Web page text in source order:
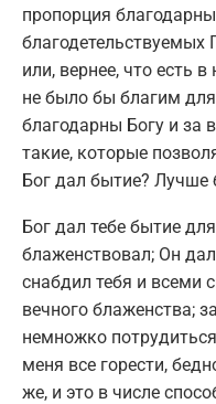
пропорция
благодетельствуемых
или, вернее, что есть
не было бы благим
благодарны Богу и за
такие, которые
Бог дал бытие? Лучше
Бог дал тебе бытие
блаженствовал; Он
снабдил тебя и всеми
вечного блаженства;
немножко
меня все горести,
же, и это в числе